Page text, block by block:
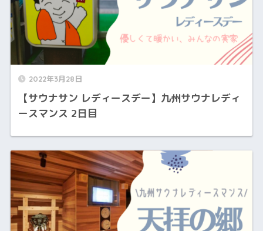
2022年3月28日
【サウナサン レディースデー】九州サウナレディ
ースマンス 2日目